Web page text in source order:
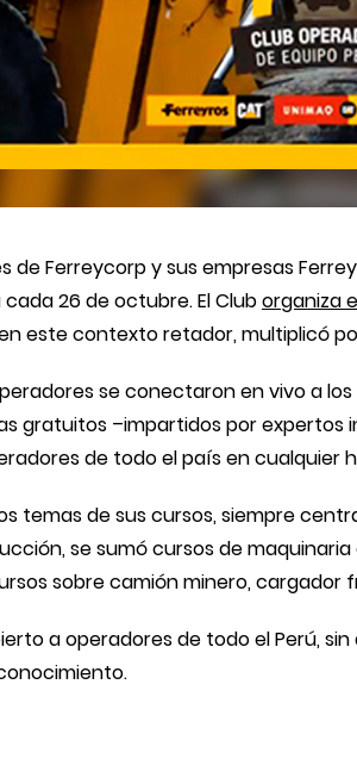
de Ferreycorp y sus empresas
26 de octubre. El Cluborganiza
este contexto retador, multiplicó
se conectaron en vivo a
gratuitos –impartidos por
de todo el país en cualquier
temas de sus cursos, siempre
se sumó cursos de
sobre camión minero,
a operadores de todo el Perú,